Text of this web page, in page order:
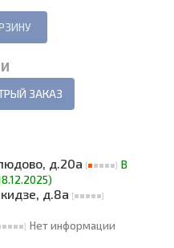
ЗАКАЗ
д.20а
В
д.8а
Нет информации